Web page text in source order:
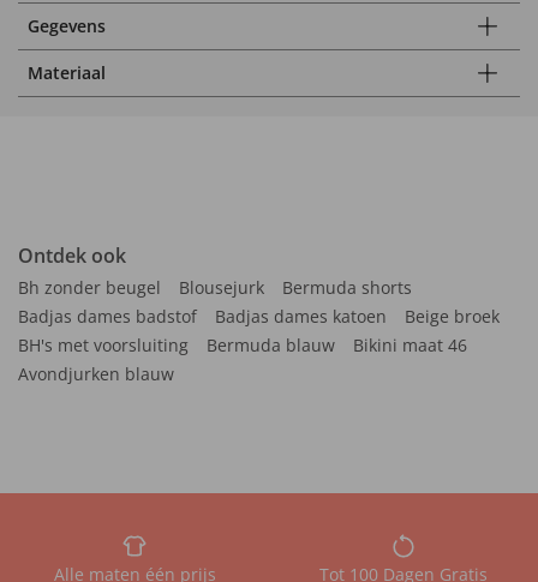
Gegevens
Materiaal
Ontdek ook
Bh zonder beugel Blousejurk
Bermuda shorts
Badjas dames badstof
Badjas dames katoen
Beige broek
BH's met voorsluiting
Bermuda blauw
Bikini maat 46
Avondjurken blauw
Alle maten één prijs
Tot 100 Dagen Gratis